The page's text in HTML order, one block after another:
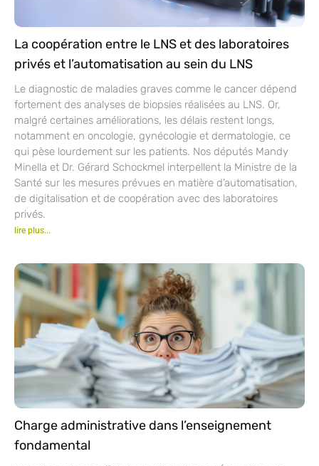
La coopération entre le LNS et des laboratoires
privés et l’automatisation au sein du LNS
Le diagnostic de maladies graves comme le cancer dépend
fortement des analyses de biopsies réalisées au LNS. Or,
malgré certaines améliorations, les délais restent longs,
notamment en oncologie, gynécologie et dermatologie, ce
qui pèse lourdement sur les patients. Nos députés Mandy
Minella et Dr. Gérard Schockmel interpellent la Ministre de la
Santé sur les mesures prévues en matière d’automatisation,
de digitalisation et de coopération avec des laboratoires
privés.
lire plus...
Charge administrative dans l’enseignement
fondamental